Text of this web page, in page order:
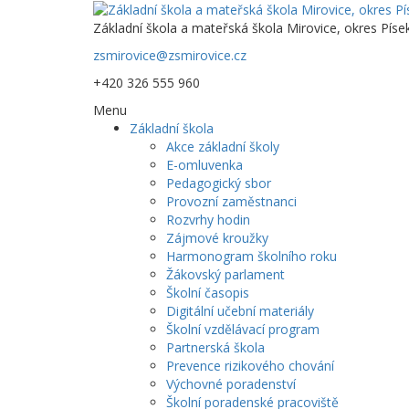
Základní škola a mateřská škola Mirovice, okres
zsmirovice@zsmirovice.cz
+420 326 555 960
Menu
Základní škola
Akce základní školy
E-omluvenka
Pedagogický sbor
Provozní zaměstnanci
Rozvrhy hodin
Zájmové kroužky
Harmonogram školního roku
Žákovský parlament
Školní časopis
Digitální učební materiály
Školní vzdělávací program
Partnerská škola
Prevence rizikového chování
Výchovné poradenství
Školní poradenské pracoviště